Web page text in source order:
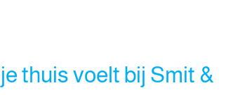
thuis voelt bij Smit &